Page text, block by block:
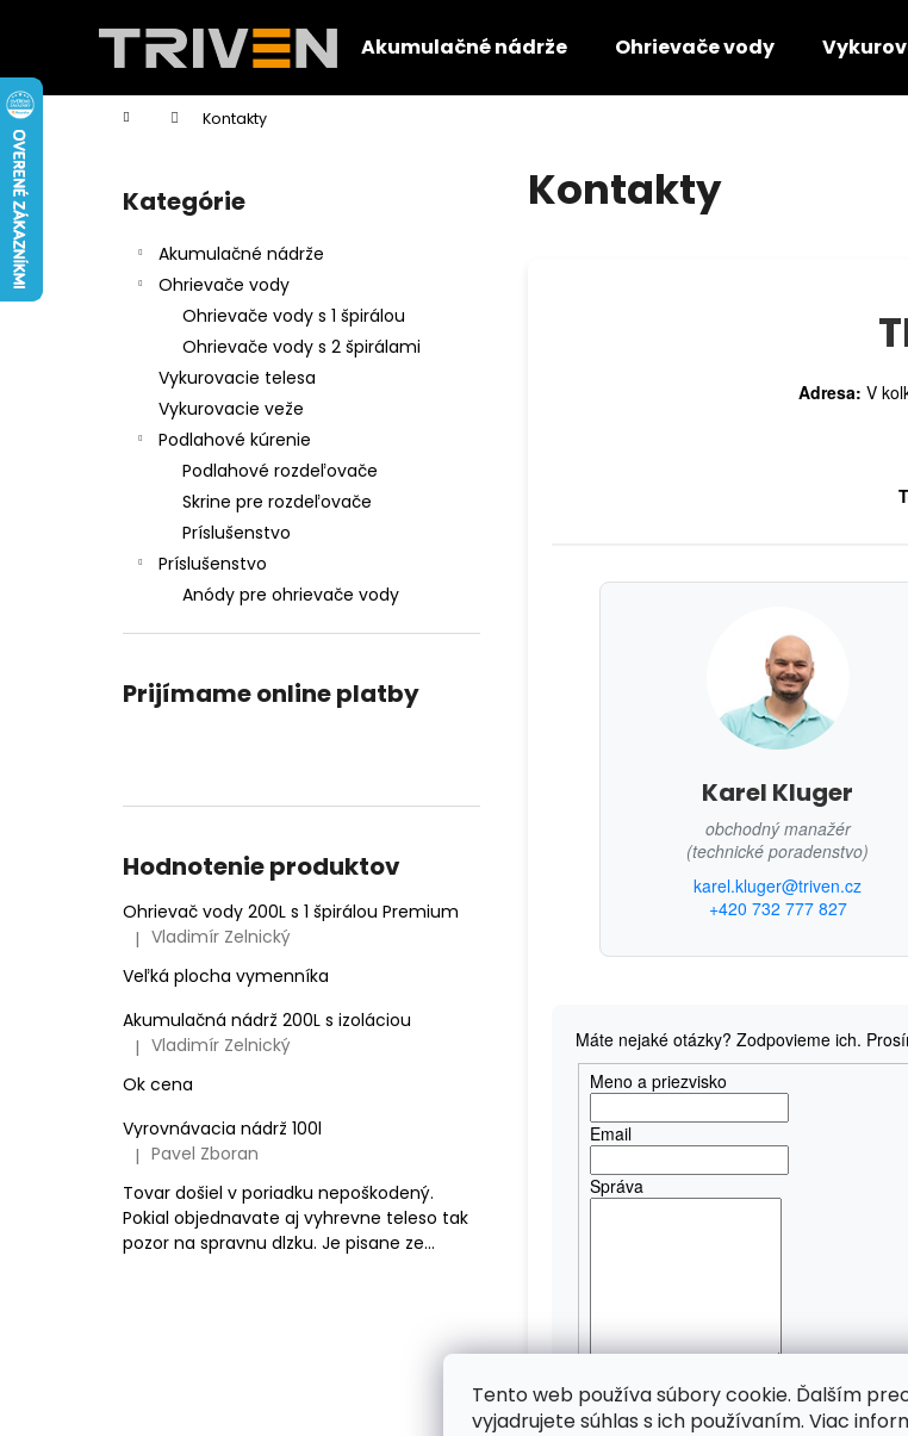
Tento web používa súbory cookie. Ďalším
vyjadrujete súhlas s ich používaním. Viac
Akumulačné nádrže Ohrievače vody
Domov Kontakty
Preskočiť
kategórie
Kategórie
Akumulačné nádrže
Ohrievače vody
Ohrievače vody s 1 špirálou
Ohrievače vody s 2 špirálami
Vykurovacie telesa
Vykurovacie veže
Podlahové kúrenie
Podlahové rozdeľovače
Skrine pre rozdeľovače
Príslušenstvo
Príslušenstvo
Anódy pre ohrievače vody
Prijímame online platby
Hodnotenie produktov
Ohrievač vody 200L s 1 špirálou Premium
Hodnotenie produktu je 5 z 5 hviezdičiek.
| Vladimír Zelnický
Veľká plocha vymenníka
Akumulačná nádrž 200L s izoláciou
Hodnotenie produktu je 5 z 5 hviezdičiek.
| Vladimír Zelnický
Ok cena
Vyrovnávacia nádrž 100l
Hodnotenie produktu je 5 z 5 hviezdičiek.
| Pavel Zboran
Tovar došiel v poriadku nepoškodený.
Pokial objednavate aj vyhrevne teleso tak
pozor na spravnu dlzku. Je pisane ze...
Kontakty
Adresa: V
Karel Kluger
obchodný manažér
(technické poradenstvo)
karel.kluger@triven.cz
+420 732 777 827
Máte nejaké otázky? Zodpovieme ich.
Meno a priezvisko
Email
Správa
Bezpečnostná
š
í
k
do
do